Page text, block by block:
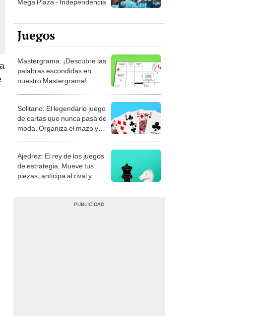
Juegos
palabras escondidas en
nuestro Mastergrama!
de cartas que nunca pasa de
moda. Organiza el mazo y
demuestra tu habilidad.
de estrategia. Mueve tus
piezas, anticipa al rival y
consigue el jaque mate.